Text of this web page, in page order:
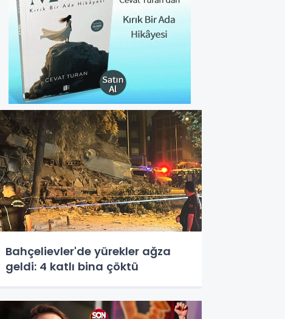
Bahçelievler'de yürekler ağza
geldi: 4 katlı bina çöktü